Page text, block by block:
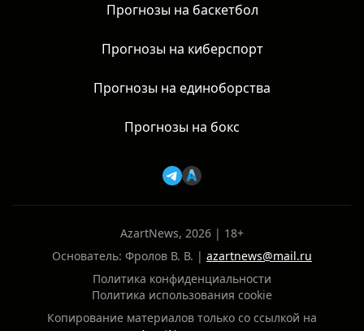
Прогнозы на баскетбол
Прогнозы на киберспорт
Прогнозы на единоборства
Прогнозы на бокс
AzartNews, 2026 | 18+
Основатель: Фролов В. В. | azartnews@mail.ru
Политика конфиденциальности
Политика использования cookie
Копирование материалов только со ссылкой на